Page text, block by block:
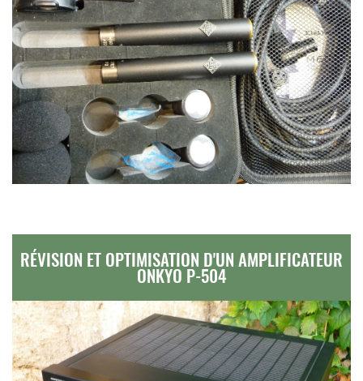
RÉVISION ET OPTIMISATION D'UN AMPLIFICATEUR
ONKYO P-504